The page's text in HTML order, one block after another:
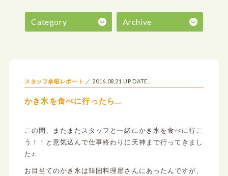
Category Archive
かき氷を食べに行ったら…
スタッフ余暇レポート 2016.08.21 UP DATE.
この間、またまたスタッフと一緒にかき氷を食べに行こ
う！！と意気込んで仕事終わりに天神まで行ってきまし
た♪
お目当てのかき氷は韓国料理屋さんにあったんですが、